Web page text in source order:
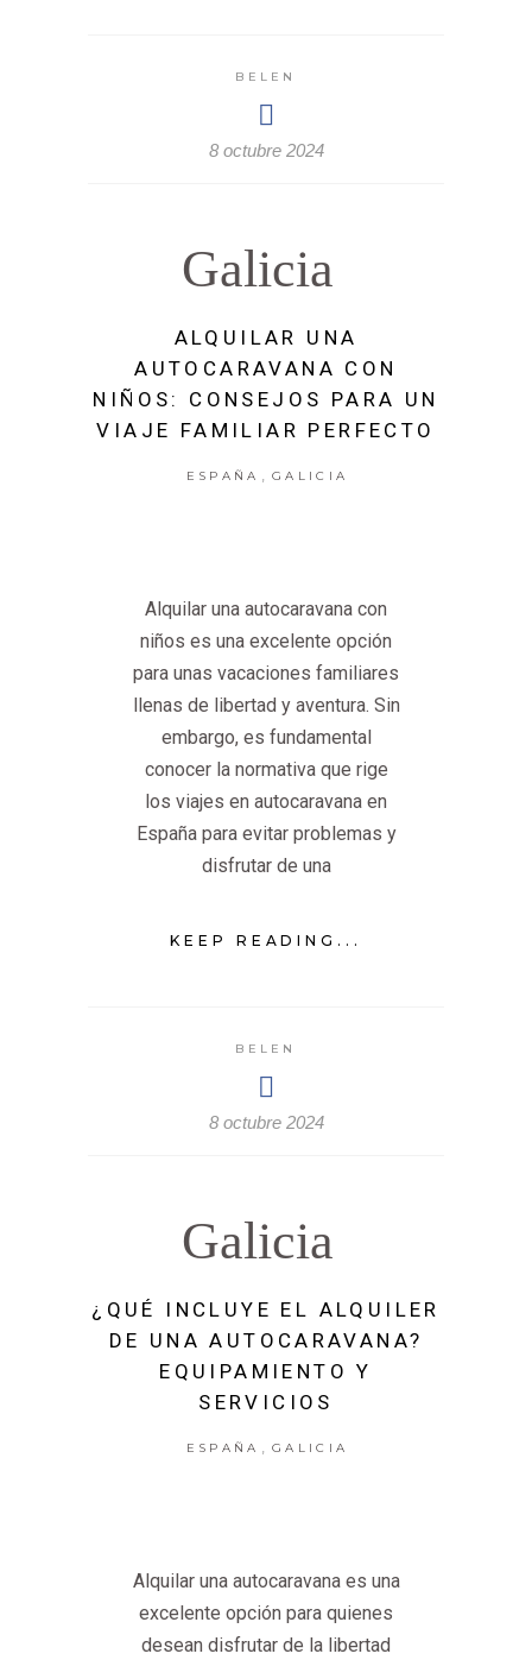
BELEN
8 octubre 2024
Galicia
ALQUILAR UNA
AUTOCARAVANA CON
NIÑOS: CONSEJOS PARA UN
VIAJE FAMILIAR PERFECTO
ESPAÑA , GALICIA
Alquilar una autocaravana con
niños es una excelente opción
para unas vacaciones familiares
llenas de libertad y aventura. Sin
embargo, es fundamental
conocer la normativa que rige
los viajes en autocaravana en
España para evitar problemas y
disfrutar de una
KEEP READING...
BELEN
8 octubre 2024
Galicia
¿QUÉ INCLUYE EL ALQUILER
DE UNA AUTOCARAVANA?
EQUIPAMIENTO Y
SERVICIOS
ESPAÑA , GALICIA
Alquilar una autocaravana es una
excelente opción para quienes
desean disfrutar de la libertad